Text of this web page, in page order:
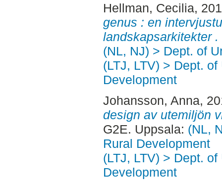
Hellman, Cecilia,
genus : en
landskapsarkitekter .
(NL, NJ) > Dept. of
(LTJ, LTV) > Dept.
Development
Johansson, Anna,
design av utemiljön
G2E. Uppsala: (NL,
Rural Development
(LTJ, LTV) > Dept.
Development